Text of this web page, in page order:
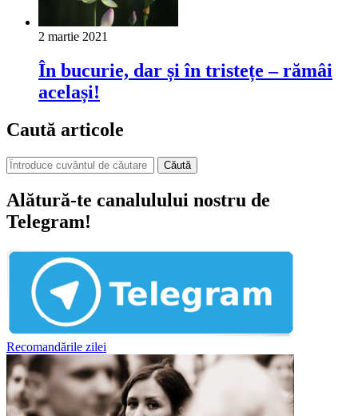
2 martie 2021
În bucurie, dar și în tristețe – rămâi
același!
Caută articole
Căută
Alătură-te canalulului nostru de
Telegram!
Recomandările zilei